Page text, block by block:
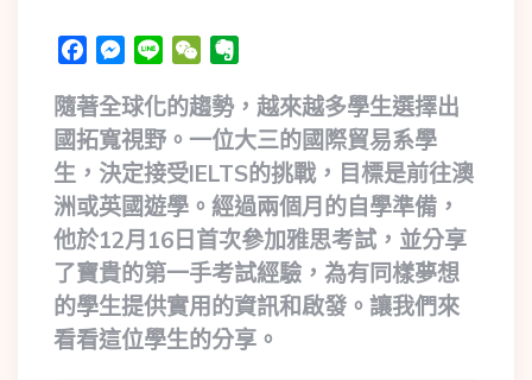
FacebookMessenger
Line WeChat
隨著全球化的趨勢，越來越多學生選擇出
國拓寬視野。一位大三的國際貿易系學
生，決定接受IELTS的挑戰，目標是前往澳
洲或英國遊學。經過兩個月的自學準備，
他於12月16日首次參加雅思考試，並分享
了寶貴的第一手考試經驗，為有同樣夢想
的學生提供實用的資訊和啟發。讓我們來
看看這位學生的分享。